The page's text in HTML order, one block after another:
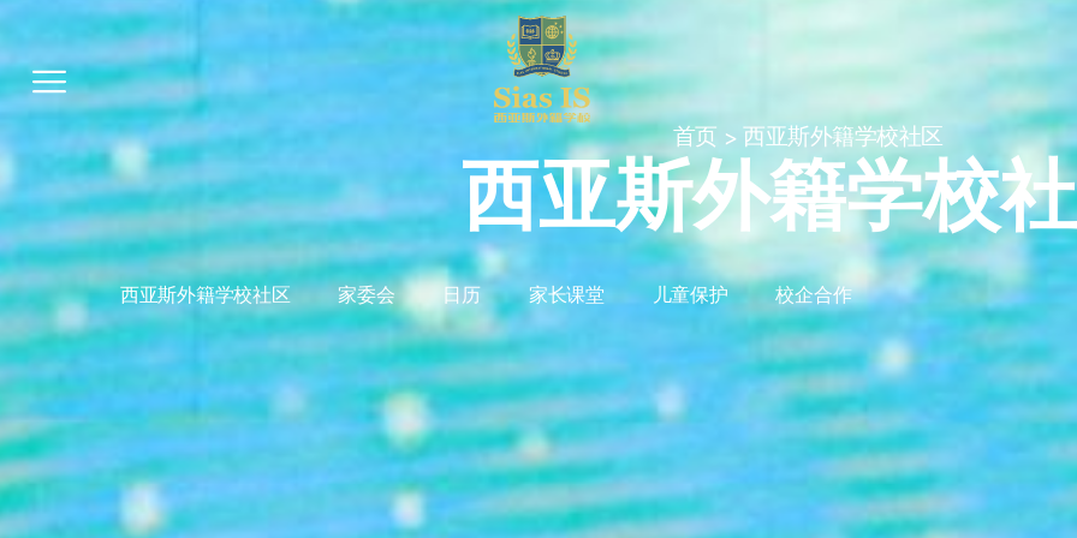
首页 > 西亚斯外籍学校社区
西亚斯外籍学校
西亚斯外籍学校社区 家委会 日历 家长课堂 儿童保护 校企合作